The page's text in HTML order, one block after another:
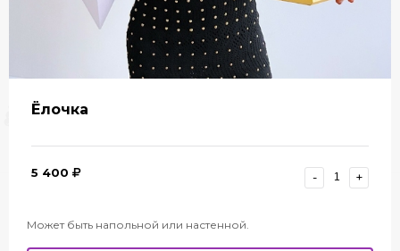
Ёлочка
5 400 - +
Может быть напольной или настенной.